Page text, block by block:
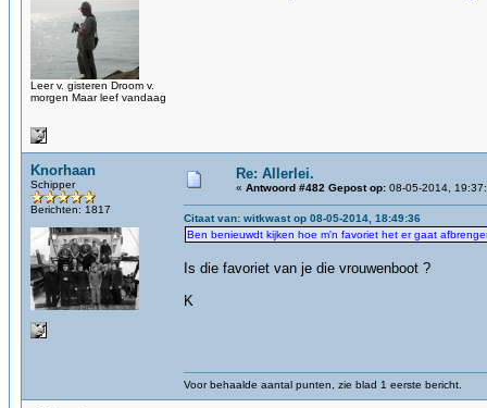
Leer v. gisteren Droom v.
morgen Maar leef vandaag
Knorhaan
Schipper
Berichten: 1817
Re: Allerlei.
« Antwoord #482 Gepost op: 08-05-2014,
Citaat van: witkwast op 08-05-2014, 18:49:36
Ben benieuwdt kijken hoe m'n favoriet het er gaat
Is die favoriet van je die vrouwenboot ?
K
Voor behaalde aantal punten, zie blad 1 eerste bericht.